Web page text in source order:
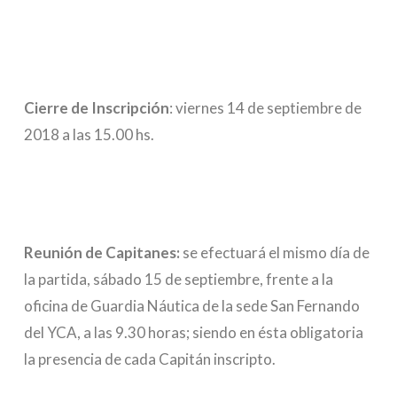
Cierre de Inscripción: viernes 14 de septiembre de
2018 a las 15.00 hs.
Reunión de Capitanes: se efectuará el mismo día de
la partida, sábado 15 de septiembre, frente a la
oficina de Guardia Náutica de la sede San Fernando
del YCA, a las 9.30 horas; siendo en ésta obligatoria
la presencia de cada Capitán inscripto.